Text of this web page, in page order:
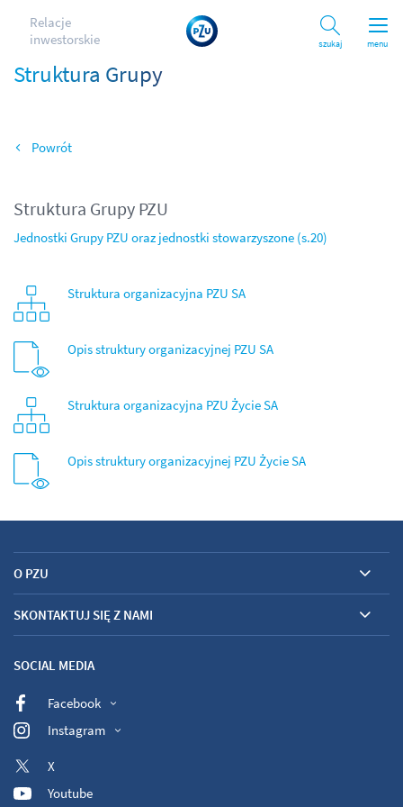
menu
Relacje
inwestorskie
Szukaj
Struktura Grupy
Wróć
Struktura Grupy PZU
Jednostki Grupy PZU oraz jednostki stowarzyszone (s.20)
Struktura organizacyjna PZU SA
Opis struktury organizacyjnej PZU SA
Struktura organizacyjna PZU Życie SA
Opis struktury organizacyjnej PZU Życie SA
O PZU
SKONTAKTUJ SIĘ Z NAMI
SOCIAL MEDIA
Facebook
Instagram
X
Youtube